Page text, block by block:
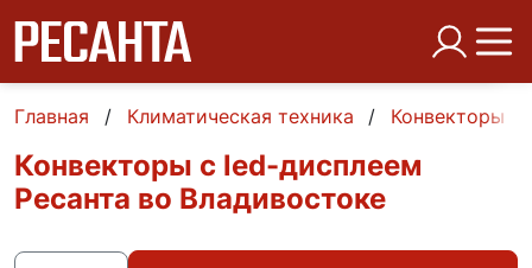
Главная Климатическая техника Конвекторы
Конвекторы с led-дисплеем
Ресанта во Владивостоке